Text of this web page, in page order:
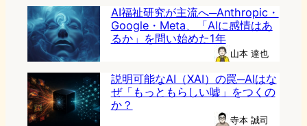
AI福祉研究が主流へ─Anthropic・
Google・Meta、「AIに感情はあ
るか」を問い始めた1年
山本 達也
説明可能なAI（XAI）の罠─AIはな
ぜ「もっともらしい嘘」をつくの
か？
寺本 誠司